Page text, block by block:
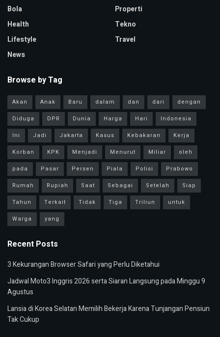
Bola
Health
Lifestyle
News
Properti
Tekno
Travel
Browse by Tag
Akan Anak Baru dalam dan dari
dengan
Diduga
DPR Dunia Harga Hari
Indonesia
Ini
Jadi Jakarta Kasus Kebakaran
Kerja
Korban
KPK Menjadi Menurut Miliar
oleh
pada
Pasar Persen Piala Polisi
Prabowo
Rumah
Rupiah Saat Sebagai Setelah
Siap
Tahun
Terkait Tidak Tiga Triliun
untuk
Warga
yang
Recent Posts
3 Kekurangan Browser Safari yang Perlu Diketahui
Jadwal Moto3 Inggris 2026 serta Siaran Langsung pada Minggu 9
Agustus
Lansia di Korea Selatan Memilih Bekerja Karena Tunjangan Pensiun
Tak Cukup